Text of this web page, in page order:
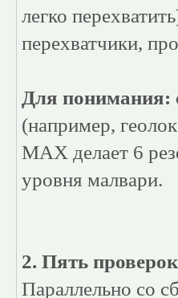
легко
перехватчики,
Для понимания:
(например,
MAX делает 6
уровня малвари.
2. Пять
Параллельно со